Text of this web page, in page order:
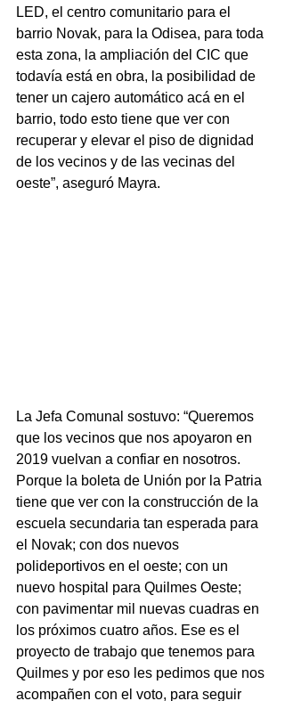
LED, el centro comunitario para el
barrio Novak, para la Odisea, para toda
esta zona, la ampliación del CIC que
todavía está en obra, la posibilidad de
tener un cajero automático acá en el
barrio, todo esto tiene que ver con
recuperar y elevar el piso de dignidad
de los vecinos y de las vecinas del
oeste”, aseguró Mayra.
La Jefa Comunal sostuvo: “Queremos
que los vecinos que nos apoyaron en
2019 vuelvan a confiar en nosotros.
Porque la boleta de Unión por la Patria
tiene que ver con la construcción de la
escuela secundaria tan esperada para
el Novak; con dos nuevos
polideportivos en el oeste; con un
nuevo hospital para Quilmes Oeste;
con pavimentar mil nuevas cuadras en
los próximos cuatro años. Ese es el
proyecto de trabajo que tenemos para
Quilmes y por eso les pedimos que nos
acompañen con el voto, para seguir